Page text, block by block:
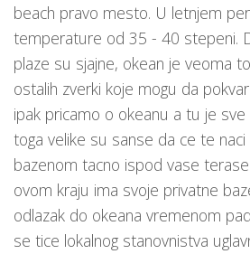
beach pravo mesto. U letnjem
temperature od 35 - 40 stepeni.
plaze su sjajne, okean je veoma
ostalih zverki koje mogu da
ipak pricamo o okeanu a tu je
toga velike su sanse da ce te
bazenom tacno ispod vase
ovom kraju ima svoje privatne
odlazak do okeana vremenom
se tice lokalnog stanovnistva